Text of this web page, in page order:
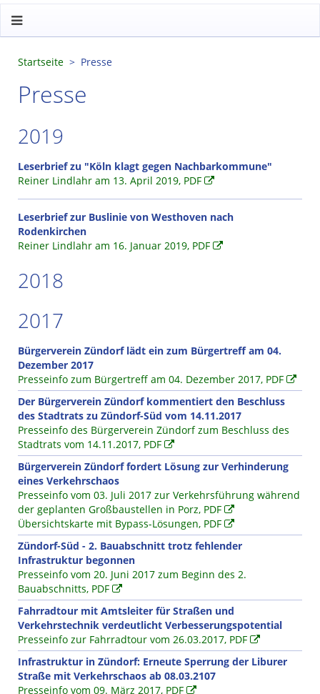
Startseite Presse
Presse
2019
Leserbrief zu "Köln klagt gegen Nachbarkommune"
Reiner Lindlahr am 13. April 2019, PDF
Leserbrief zur Buslinie von Westhoven nach
Rodenkirchen
Reiner Lindlahr am 16. Januar 2019, PDF
2018
2017
Bürgerverein Zündorf lädt ein zum Bürgertreff am 04.
Dezember 2017
Presseinfo zum Bürgertreff am 04. Dezember 2017, PDF
Der Bürgerverein Zündorf kommentiert den Beschluss
des Stadtrats zu Zündorf-Süd vom 14.11.2017
Presseinfo des Bürgerverein Zündorf zum Beschluss des
Stadtrats vom 14.11.2017, PDF
Bürgerverein Zündorf fordert Lösung zur Verhinderung
eines Verkehrschaos
Presseinfo vom 03. Juli 2017 zur Verkehrsführung während
der geplanten Großbaustellen in Porz, PDF
Übersichtskarte mit Bypass-Lösungen, PDF
Zündorf-Süd - 2. Bauabschnitt trotz fehlender
Infrastruktur begonnen
Presseinfo vom 20. Juni 2017 zum Beginn des 2.
Bauabschnitts, PDF
Fahrradtour mit Amtsleiter für Straßen und
Verkehrstechnik verdeutlicht Verbesserungspotential
Presseinfo zur Fahrradtour vom 26.03.2017, PDF
Infrastruktur in Zündorf: Erneute Sperrung der Liburer
Straße mit Verkehrschaos ab 08.03.2107
Presseinfo vom 09. März 2017, PDF